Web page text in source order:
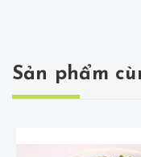
Sản phẩm